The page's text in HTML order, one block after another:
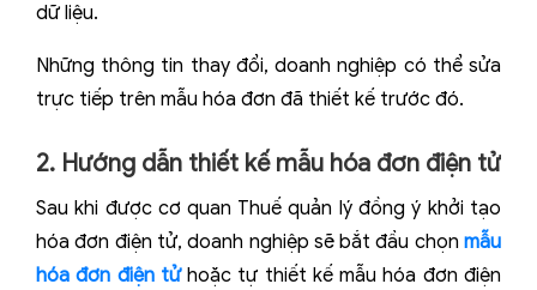
dữ liệu.
Những thông tin thay đổi, doanh nghiệp có thể sửa
trực tiếp trên mẫu hóa đơn đã thiết kế trước đó.
2. Hướng dẫn thiết kế mẫu hóa đơn điện tử
Sau khi được cơ quan Thuế quản lý đồng ý khởi tạo
hóa đơn điện tử, doanh nghiệp sẽ bắt đầu chọn mẫu
hóa đơn điện tửhoặc tự thiết kế mẫu hóa đơn điện